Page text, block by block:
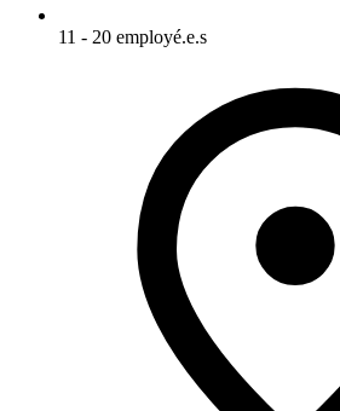
11 - 20 employé.e.s